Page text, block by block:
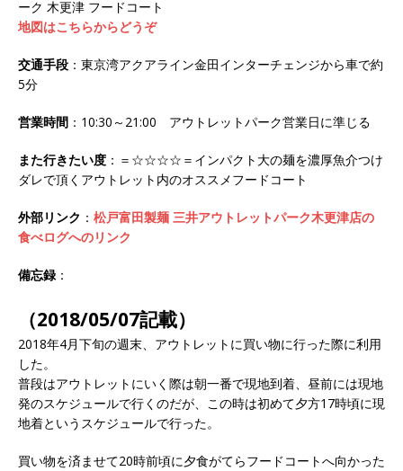
ーク 木更津 フードコート
地図はこちらからどうぞ
交通手段 ：東京湾アクアライン金田インターチェンジから車で約
5分
営業時間 ：10:30～21:00 アウトレットパーク営業日に準じる
また行きたい度 ：＝☆☆☆☆＝インパクト大の麺を濃厚魚介つけ
ダレで頂くアウトレット内のオススメフードコート
外部リンク ： 松戸富田製麺 三井アウトレットパーク木更津店の
食べログへのリンク
備忘録 ：
（2018/05/07記載）
2018年4月下旬の週末、アウトレットに買い物に行った際に利用
した。
普段はアウトレットにいく際は朝一番で現地到着、昼前には現地
発のスケジュールで行くのだが、この時は初めて夕方17時頃に現
地着というスケジュールで行った。
買い物を済ませて20時前頃に夕食がてらフードコートへ向かった